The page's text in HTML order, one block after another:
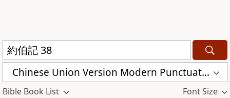
Chinese Union Version Modern Punctuation (Traditional) (CUVMPT)
Bible Book List Font Size